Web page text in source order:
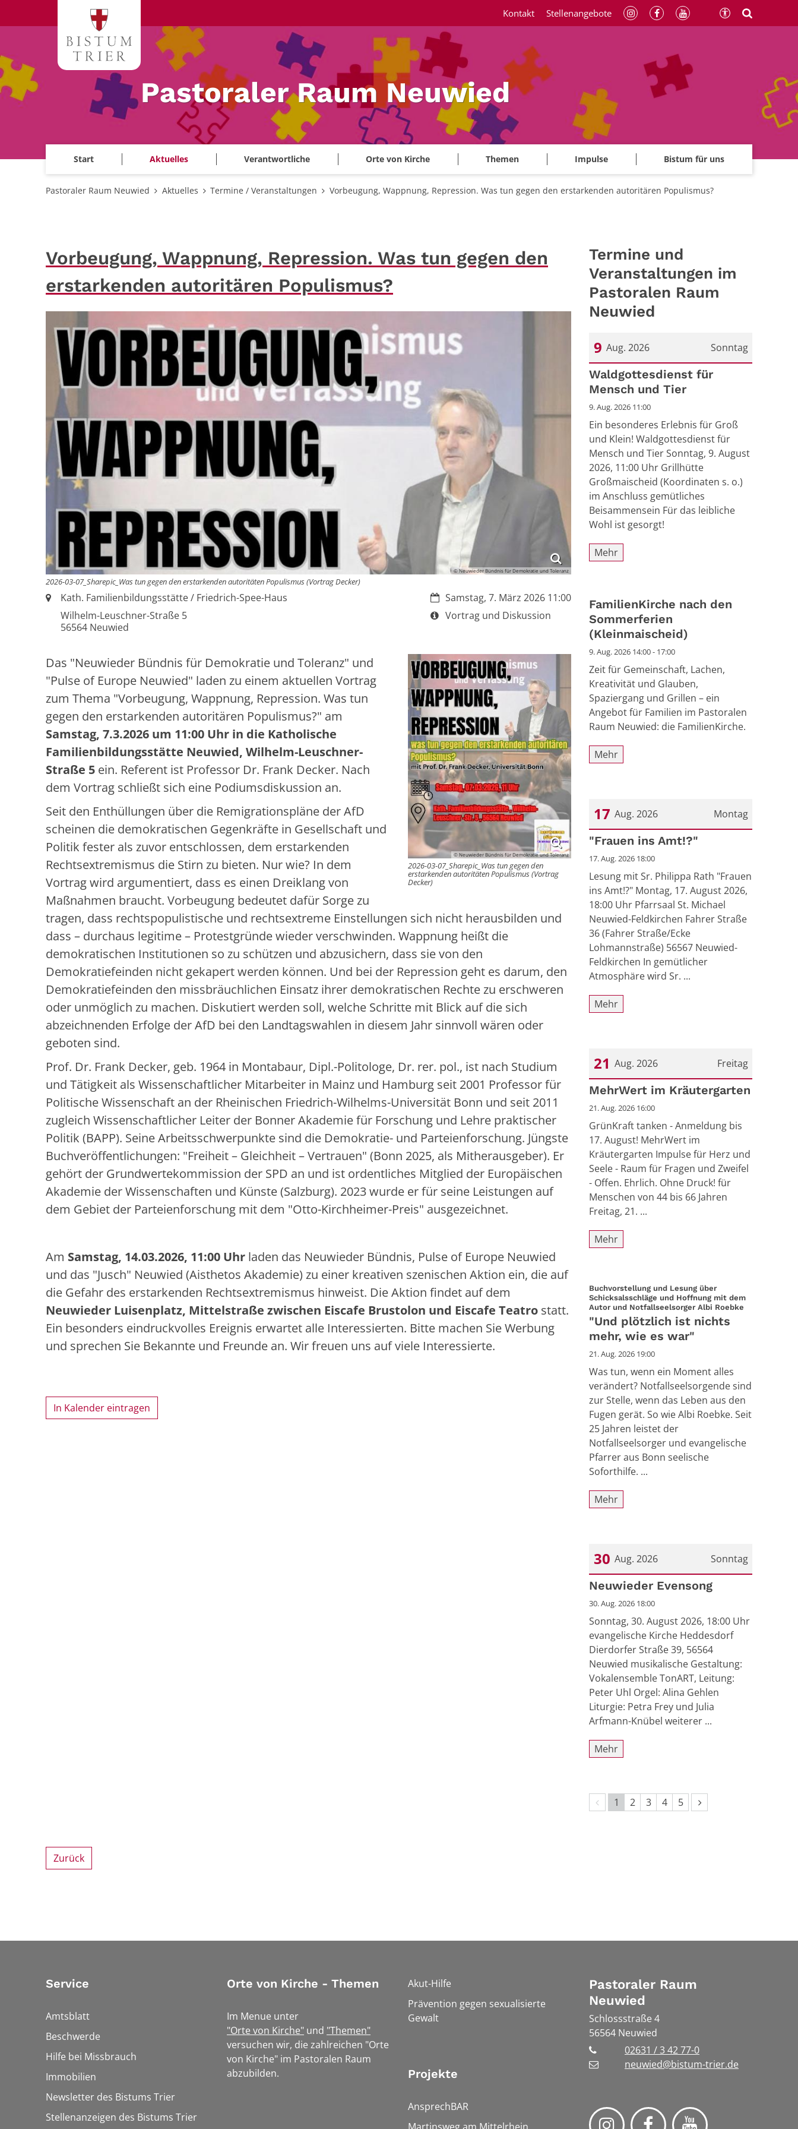
Pastoraler Raum Neuwied
Start Aktuelles Verantwortliche Orte von Kirche Themen Impulse Bistum für uns
Kontakt Stellenangebote
Pastoraler Raum Neuwied Aktuelles Termine / Veranstaltungen Vorbeugung, Wappnung, Repression. Was tun gegen den erstarkenden autoritären Populismus?
Vorbeugung, Wappnung, Repression. Was tun gegen den
erstarkenden autoritären Populismus?
© Neuwieder Bündnis für Demokratie und Toleranz
2026-03-07_Sharepic_Was tun gegen den erstarkenden autoritäten Populismus (Vortrag Decker)
Datum:
Samstag, 7. März 2026 11:00
Art bzw. Nummer:
Vortrag und Diskussion
Ort:Kath. Familienbildungsstätte / Friedrich-Spee-Haus
Wilhelm-Leuschner-Straße 5
56564 Neuwied
© Neuwieder Bündnis für Demokratie und Toleranz
2026-03-07_Sharepic_Was tun gegen den
erstarkenden autoritäten Populismus (Vortrag
Decker)
Das "Neuwieder Bündnis für Demokratie und Toleranz" und
"Pulse of Europe Neuwied" laden zu einem aktuellen Vortrag
zum Thema "Vorbeugung, Wappnung, Repression. Was tun
gegen den erstarkenden autoritären Populismus?" am
Samstag, 7.3.2026 um 11:00 Uhr in die Katholische
Familienbildungsstätte Neuwied, Wilhelm-Leuschner-
Straße 5 ein. Referent ist Professor Dr. Frank Decker. Nach
dem Vortrag schließt sich eine Podiumsdiskussion an.
Seit den Enthüllungen über die Remigrationspläne der AfD
scheinen die demokratischen Gegenkräfte in Gesellschaft und
Politik fester als zuvor entschlossen, dem erstarkenden
Rechtsextremismus die Stirn zu bieten. Nur wie? In dem
Vortrag wird argumentiert, dass es einen Dreiklang von
Maßnahmen braucht. Vorbeugung bedeutet dafür Sorge zu
tragen, dass rechtspopulistische und rechtsextreme Einstellungen sich nicht herausbilden und
dass – durchaus legitime – Protestgründe wieder verschwinden. Wappnung heißt die
demokratischen Institutionen so zu schützen und abzusichern, dass sie von den
Demokratiefeinden nicht gekapert werden können. Und bei der Repression geht es darum, den
Demokratiefeinden den missbräuchlichen Einsatz ihrer demokratischen Rechte zu erschweren
oder unmöglich zu machen. Diskutiert werden soll, welche Schritte mit Blick auf die sich
abzeichnenden Erfolge der AfD bei den Landtagswahlen in diesem Jahr sinnvoll wären oder
geboten sind.
Prof. Dr. Frank Decker, geb. 1964 in Montabaur, Dipl.-Politologe, Dr. rer. pol., ist nach Studium
und Tätigkeit als Wissenschaftlicher Mitarbeiter in Mainz und Hamburg seit 2001 Professor für
Politische Wissenschaft an der Rheinischen Friedrich-Wilhelms-Universität Bonn und seit 2011
zugleich Wissenschaftlicher Leiter der Bonner Akademie für Forschung und Lehre praktischer
Politik (BAPP). Seine Arbeitsschwerpunkte sind die Demokratie- und Parteienforschung. Jüngste
Buchveröffentlichungen: "Freiheit – Gleichheit – Vertrauen" (Bonn 2025, als Mitherausgeber). Er
gehört der Grundwertekommission der SPD an und ist ordentliches Mitglied der Europäischen
Akademie der Wissenschaften und Künste (Salzburg). 2023 wurde er für seine Leistungen auf
dem Gebiet der Parteienforschung mit dem "Otto-Kirchheimer-Preis" ausgezeichnet.
Am Samstag, 14.03.2026, 11:00 Uhr laden das Neuwieder Bündnis, Pulse of Europe Neuwied
und das "Jusch" Neuwied (Aisthetos Akademie) zu einer kreativen szenischen Aktion ein, die auf
die Gefahr des erstarkenden Rechtsextremismus hinweist. Die Aktion findet auf dem
Neuwieder Luisenplatz, Mittelstraße zwischen Eiscafe Brustolon und Eiscafe Teatro statt.
Ein besonders eindruckvolles Ereignis erwartet alle Interessierten. Bitte machen Sie Werbung
und sprechen Sie Bekannte und Freunde an. Wir freuen uns auf viele Interessierte.
In Kalender eintragen
Termine und
Veranstaltungen im
Pastoralen Raum
Neuwied
Sonntag
9 Aug. 2026
Datum: 9. August 2026
Waldgottesdienst für
Mensch und Tier
9. Aug. 2026 11:00
Ein besonderes Erlebnis für Groß
und Klein! Waldgottesdienst für
Mensch und Tier Sonntag, 9. August
2026, 11:00 Uhr Grillhütte
Großmaischeid (Koordinaten s. o.)
im Anschluss gemütliches
Beisammensein Für das leibliche
Wohl ist gesorgt!
Mehr
FamilienKirche nach den
Sommerferien
(Kleinmaischeid)
9. Aug. 2026 14:00 - 17:00
Zeit für Gemeinschaft, Lachen,
Kreativität und Glauben,
Spaziergang und Grillen – ein
Angebot für Familien im Pastoralen
Raum Neuwied: die FamilienKirche.
Mehr
Montag
17 Aug. 2026
Datum: 17. August 2026
"Frauen ins Amt!?"
17. Aug. 2026 18:00
Lesung mit Sr. Philippa Rath "Frauen
ins Amt!?" Montag, 17. August 2026,
18:00 Uhr Pfarrsaal St. Michael
Neuwied-Feldkirchen Fahrer Straße
36 (Fahrer Straße/Ecke
Lohmannstraße) 56567 Neuwied-
Feldkirchen In gemütlicher
Atmosphäre wird Sr. ...
Mehr
Freitag
21 Aug. 2026
Datum: 21. August 2026
MehrWert im Kräutergarten
21. Aug. 2026 16:00
GrünKraft tanken - Anmeldung bis
17. August! MehrWert im
Kräutergarten Impulse für Herz und
Seele - Raum für Fragen und Zweifel
- Offen. Ehrlich. Ohne Druck! für
Menschen von 44 bis 66 Jahren
Freitag, 21. ...
Mehr
Buchvorstellung und Lesung über
Schicksalsschläge und Hoffnung mit dem
Autor und Notfallseelsorger Albi Roebke
"Und plötzlich ist nichts
mehr, wie es war"
21. Aug. 2026 19:00
Was tun, wenn ein Moment alles
verändert? Notfallseelsorgende sind
zur Stelle, wenn das Leben aus den
Fugen gerät. So wie Albi Roebke. Seit
25 Jahren leistet der
Notfallseelsorger und evangelische
Pfarrer aus Bonn seelische
Soforthilfe. ...
Mehr
Sonntag
30 Aug. 2026
Datum: 30. August 2026
Neuwieder Evensong
30. Aug. 2026 18:00
Sonntag, 30. August 2026, 18:00 Uhr
evangelische Kirche Heddesdorf
Dierdorfer Straße 39, 56564
Neuwied musikalische Gestaltung:
Vokalensemble TonART, Leitung:
Peter Uhl Orgel: Alina Gehlen
Liturgie: Petra Frey und Julia
Arfmann-Knübel weiterer ...
Mehr
Vorherige Seite
1 2 3 4 5 Nächste Seite
Zurück
Service
Amtsblatt
Beschwerde
Hilfe bei Missbrauch
Immobilien
Newsletter des Bistums Trier
Stellenanzeigen des Bistums Trier
Orte von Kirche - Themen
Im Menue unter
"Orte von Kirche" und "Themen"
versuchen wir, die zahlreichen "Orte
von Kirche" im Pastoralen Raum
abzubilden.
Akut-Hilfe
Prävention gegen sexualisierte
Gewalt
Projekte
AnsprechBAR
Pastoraler Raum
Neuwied
Schlossstraße 4
56564 Neuwied
02631 / 3 42 77-0
neuwied@bistum-trier.de